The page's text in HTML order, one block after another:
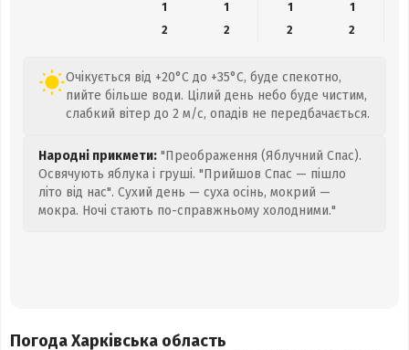
1
1 1
1
2
2 2 2
Очікується від +20°C до +35°C, буде спекотно,
пийте більше води. Цілий день небо буде чистим,
слабкий вітер до 2 м/с, опадів не передбачається.
Народні прикмети: "Преображення (Яблучний Спас).
Освячують яблука і груші. "Прийшов Спас — пішло
літо від нас". Сухий день — суха осінь, мокрий —
мокра. Ночі стають по-справжньому холодними."
Погода Харківська область